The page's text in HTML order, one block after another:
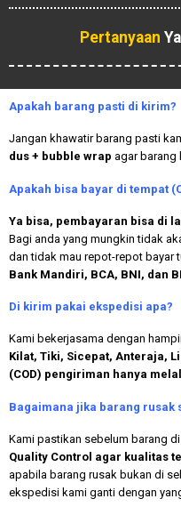
Pertanyaan
Apakah barang pasti di kirim?
Jangan khawatir barang pasti
dus + bubble wrap agar barang
Apakah bisa bayar di tempat
Ya bisa, pembayaran bisa di
Bagi anda yang mungkin tidak
dan tidak mau repot-repot bayar
Bank Mandiri, BCA, BNI, dan
Di kirim pakai ekspedisi apa?
Kami bekerjasama dengan
Kilat, Tiki, Sicepat, Anteraja,
(COD) pengiriman hanya
Bagaimana jika barang rusak
Kami pastikan sebelum barang
Quality Control agar kualitas
apabila barang rusak bukan di
ekspedisi kami ganti dengan